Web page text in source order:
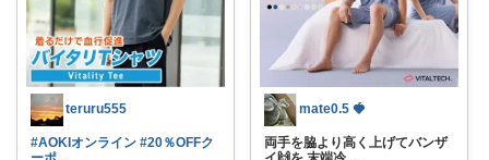
teruru555
#AOKIオンライン #20％OFFク
mate0.5 🍓
両手を脇より高く上げてバンザ